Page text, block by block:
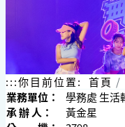
:::你目前位置: 首頁
業務單位：
學務處 生活
承 辦 人：
黃金星